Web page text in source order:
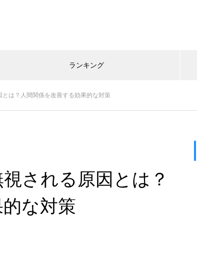
ランキング
は？人間関係を改善する効果的な対策
される原因とは？
な対策